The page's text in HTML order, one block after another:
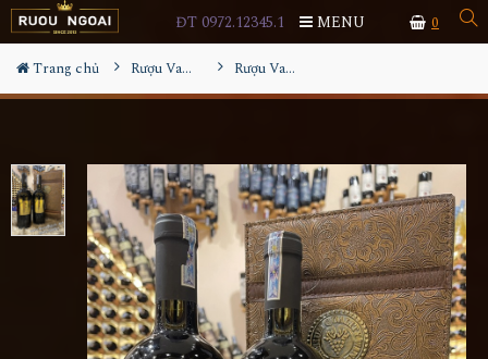
0
ĐT 0972.12345.1 MENU
Trang chủ Rượu Vang Hộp Quà Rượu Vang Uno Primitivo Riserva Hộp Quà Tết